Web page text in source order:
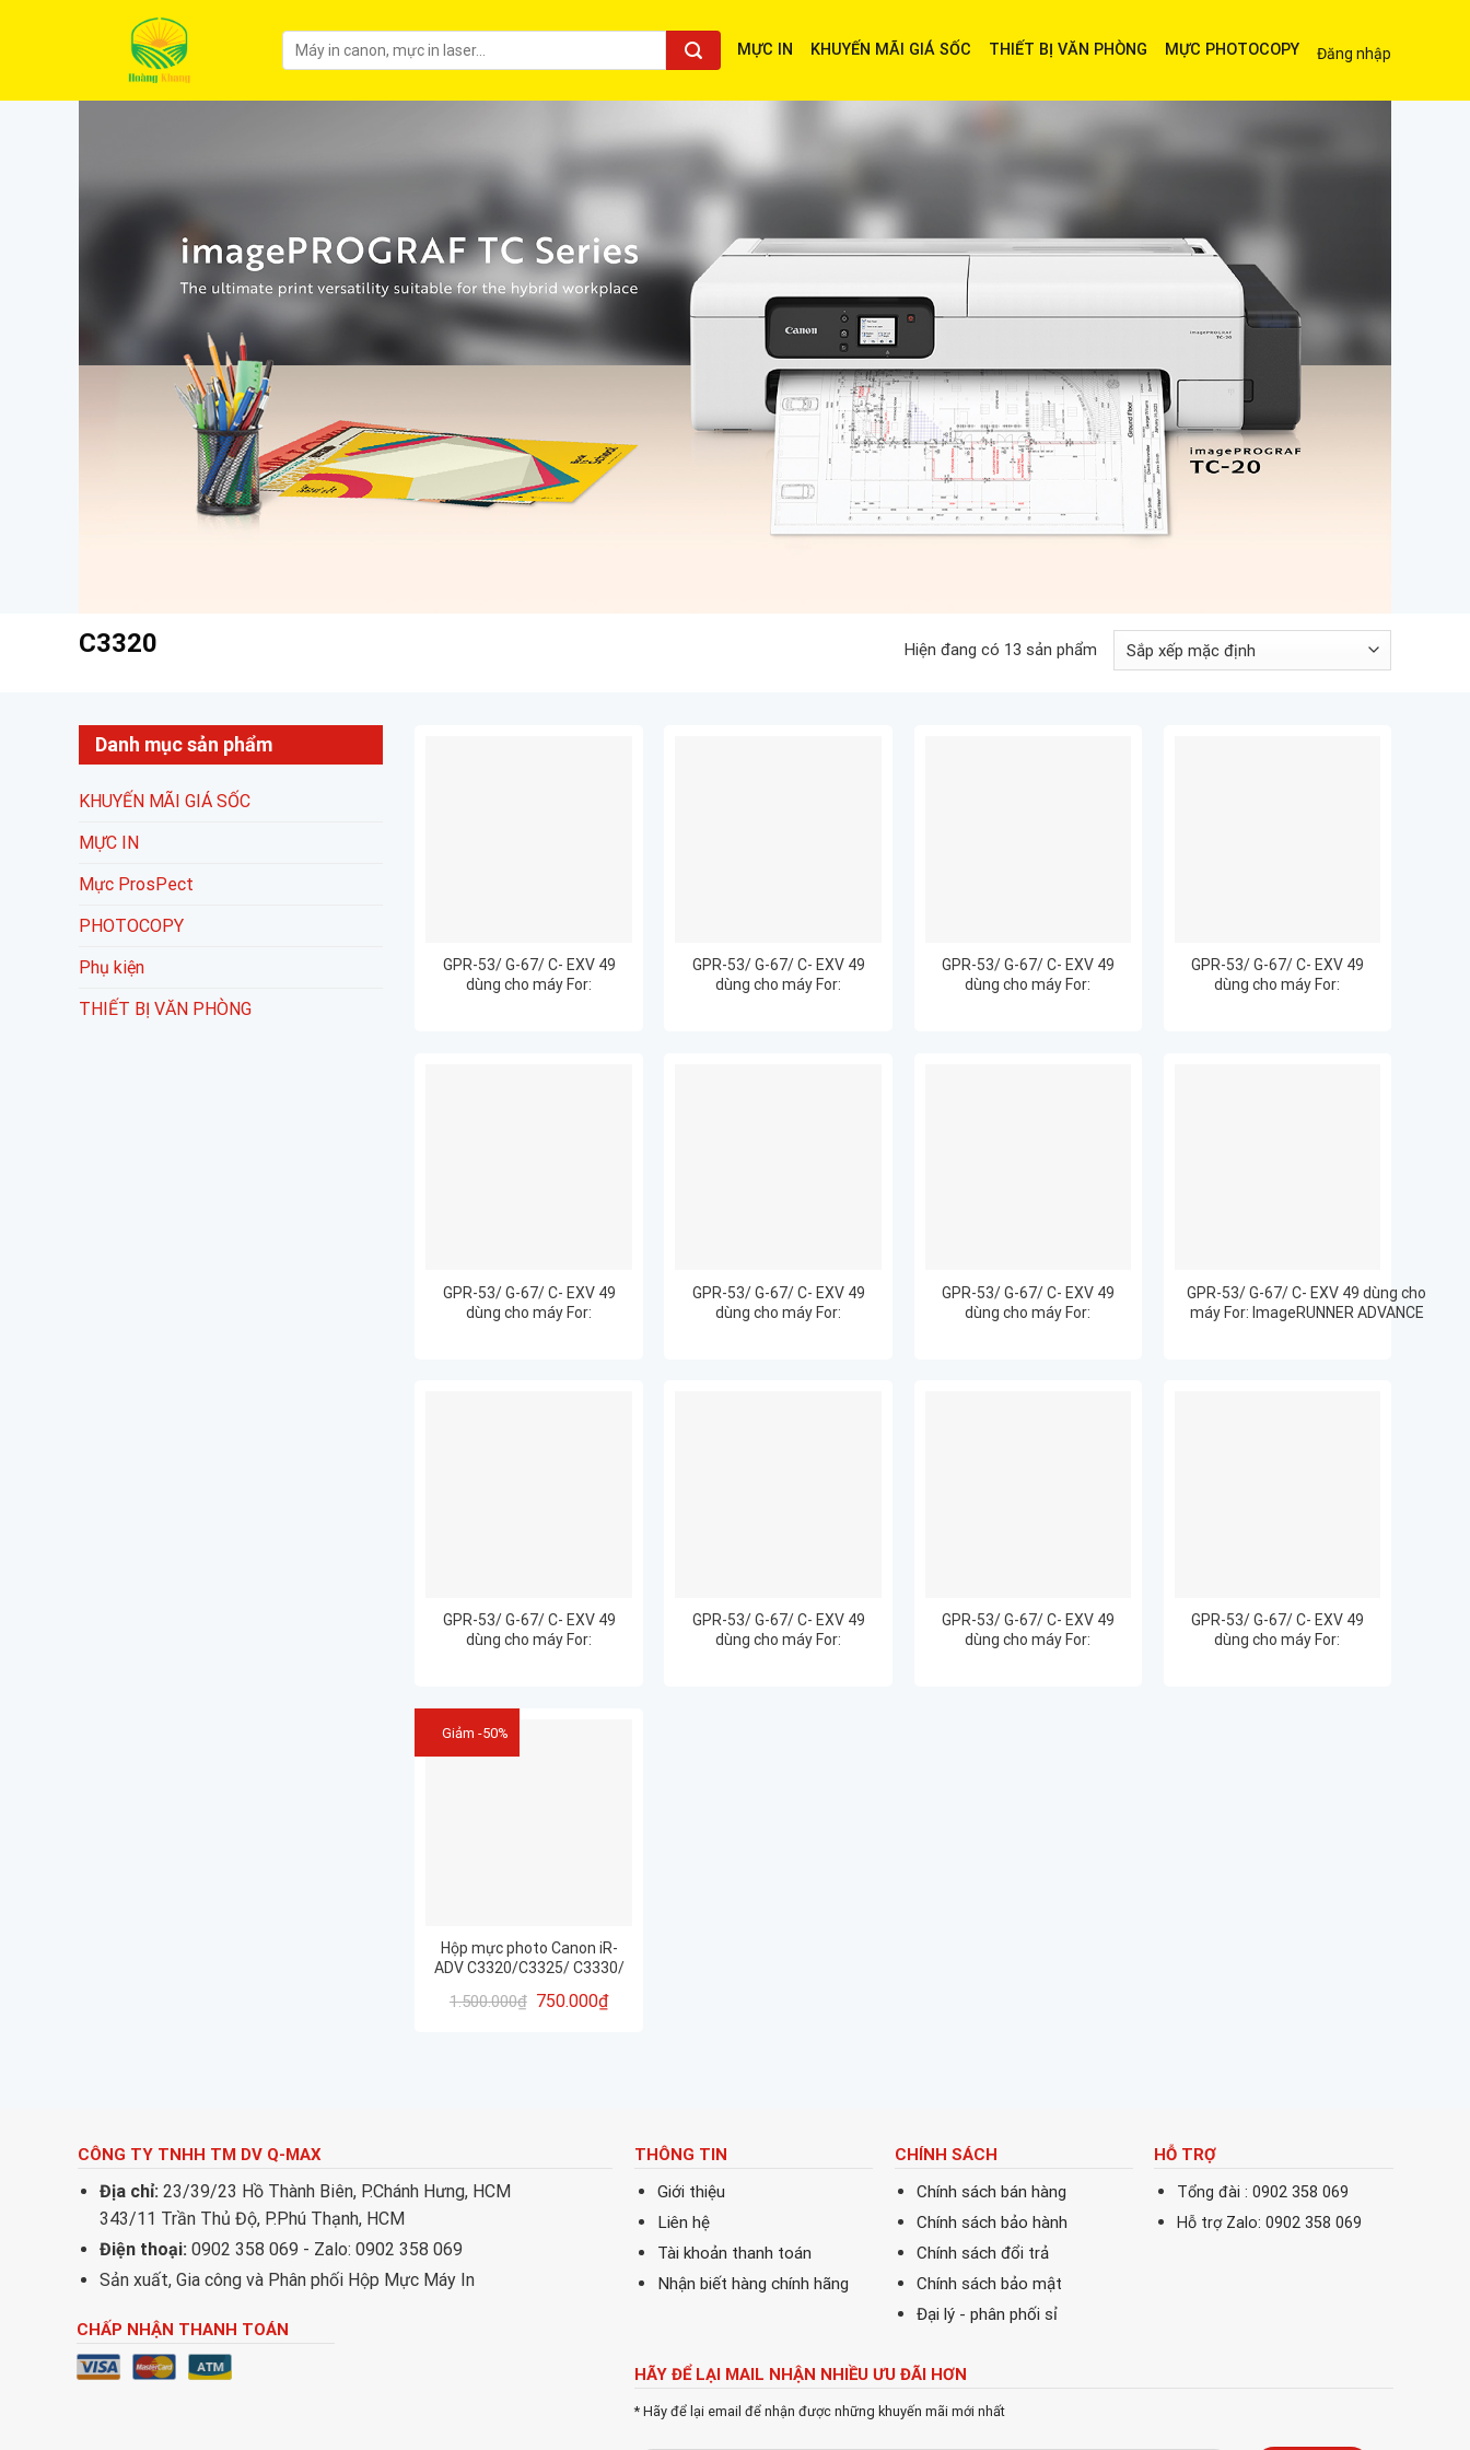
MỰC IN KHUYẾN MÃI GIÁ SỐC THIẾT BỊ VĂN PHÒNG MỰC PHOTOCOPY Đăng nhập
C3320 Hiện đang có 13 sản phẩm
Danh mục sản phẩm
KHUYẾN MÃI GIÁ SỐC
MỰC IN
Mực ProsPect
PHOTOCOPY
Phụ kiện
THIẾT BỊ VĂN PHÒNG
GPR-53/ G-67/ C- EXV 49
dùng cho máy For:
GPR-53/ G-67/ C- EXV 49
dùng cho máy For:
GPR-53/ G-67/ C- EXV 49
dùng cho máy For:
GPR-53/ G-67/ C- EXV 49
dùng cho máy For:
GPR-53/ G-67/ C- EXV 49
dùng cho máy For:
GPR-53/ G-67/ C- EXV 49
dùng cho máy For:
GPR-53/ G-67/ C- EXV 49
dùng cho máy For:
GPR-53/ G-67/ C- EXV 49 dùng cho
máy For: ImageRUNNER ADVANCE
GPR-53/ G-67/ C- EXV 49
dùng cho máy For:
GPR-53/ G-67/ C- EXV 49
dùng cho máy For:
GPR-53/ G-67/ C- EXV 49
dùng cho máy For:
GPR-53/ G-67/ C- EXV 49
dùng cho máy For:
Giảm -50%
Hộp mực photo Canon iR-
ADV C3320/C3325/ C3330/
3020/ 3025/ GPR-53/ NPG-
1.500.000₫ 750.000₫
CÔNG TY TNHH TM DV Q-MAX
Địa chỉ: 23/39/23 Hồ Thành Biên, P.Chánh Hưng, HCM
343/11 Trần Thủ Độ, P.Phú Thạnh, HCM
Điện thoại: 0902 358 069 - Zalo: 0902 358 069
Sản xuất, Gia công và Phân phối Hộp Mực Máy In
CHẤP NHẬN THANH TOÁN
THÔNG TIN
Giới thiệu
Liên hệ
Tài khoản thanh toán
Nhận biết hàng chính hãng
CHÍNH SÁCH
Chính sách bán hàng
Chính sách bảo hành
Chính sách đổi trả
Chính sách bảo mật
Đại lý - phân phối sỉ
HỖ TRỢ
Tổng đài : 0902 358 069
Hỗ trợ Zalo: 0902 358 069
HÃY ĐỂ LẠI MAIL NHẬN NHIỀU ƯU ĐÃI HƠN
* Hãy để lại email để nhận được những khuyến mãi mới nhất